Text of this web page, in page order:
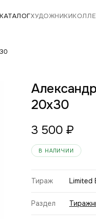
КАТАЛОГХУДОЖНИКИ
20х30
3 500 ₽
В НАЛИЧИИ
Тираж Limited
Раздел